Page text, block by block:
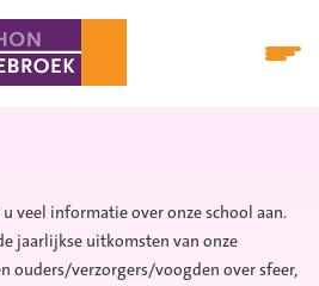
veel informatie over onze school aan.
jaarlijkse uitkomsten van onze
ouders/verzorgers/voogden over sfeer,